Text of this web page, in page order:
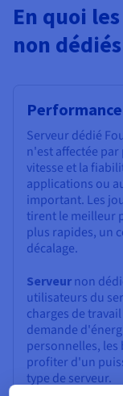
En quoi
non
Performance
Serveur dédié
n'est affectée
vitesse et la
applications ou
important. Les
tirent le meilleur
plus rapides, un
décalage.
Serveur non
utilisateurs du
charges de
demande
personnelles,
profiter d'un
type de serveur.